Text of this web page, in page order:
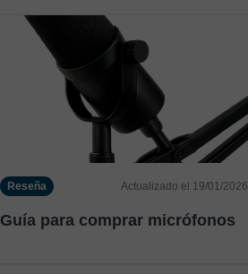
Reseña Actualizado el 19/01/2026
Guía para comprar micrófonos